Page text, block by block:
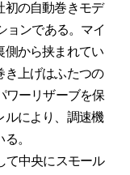
初の自動巻きモデ
ョンである。マイ
側から挟まれてい
き上げはふたつの
ワーリザーブを保
ルにより、調速機
。
て中央にスモール